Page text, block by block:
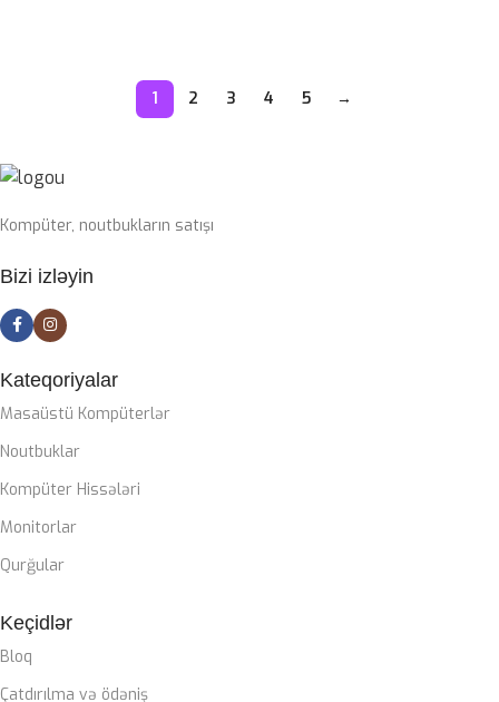
1 2 3 4 5 →
Kompüter, noutbukların satışı
Bizi izləyin
Kateqoriyalar
Masaüstü Kompüterlər
Noutbuklar
Kompüter Hissələri
Monitorlar
Qurğular
Keçidlər
Bloq
Çatdırılma və ödəniş